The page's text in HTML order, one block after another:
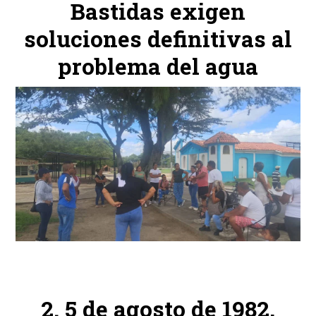
Bastidas exigen
soluciones definitivas al
problema del agua
5 de agosto de 1982,